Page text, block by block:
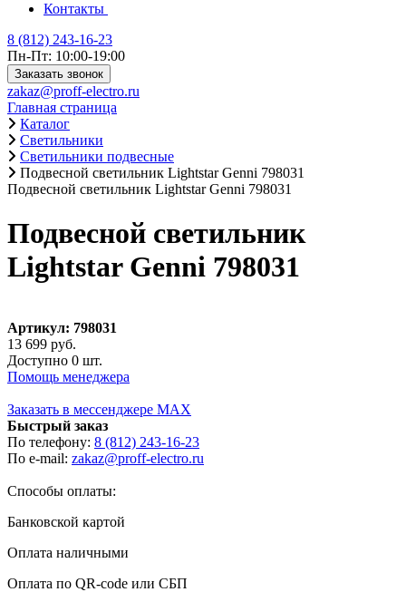
Контакты
8 (812) 243-16-23
Пн-Пт: 10:00-19:00
Заказать звонок
zakaz@proff-electro.ru
Главная страница
Каталог
Светильники
Светильники подвесные
Подвесной светильник Lightstar Genni 798031
Подвесной светильник Lightstar Genni 798031
Подвесной светильник
Lightstar Genni 798031
Артикул: 798031
13 699 руб.
Доступно 0 шт.
Помощь менеджера
Заказать в мессенджере MAX
Быстрый заказ
По телефону: 8 (812) 243-16-23
По e-mail: zakaz@proff-electro.ru
Способы оплаты:
Банковской картой
Оплата наличными
Оплата по QR-code или СБП